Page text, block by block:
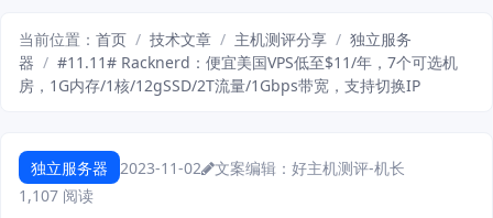
当前位置： 首页 / 技术文章 / 主机测评分享 / 独立服务
器 / #11.11# Racknerd：便宜美国VPS低至$11/年，7个可选机
房，1G内存/1核/12gSSD/2T流量/1Gbps带宽，支持切换IP
独立服务器 2023-11-02
文案编辑：好主机测评-机长
1,107 阅读